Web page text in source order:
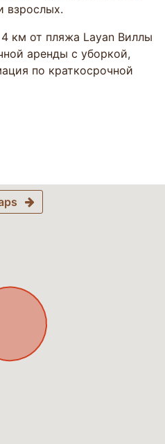
взрослых.
км от пляжа Layan Виллы
аренды с уборкой,
по краткосрочной